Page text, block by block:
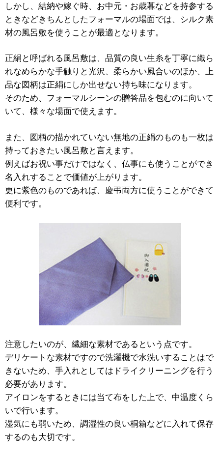
しかし、結納や嫁ぐ時、お中元・お歳暮などを持参する
ときなどきちんとしたフォーマルの場面では、シルク素
材の風呂敷を使うことが最適となります。
正絹と呼ばれる風呂敷は、品質の良い生糸を丁寧に織ら
れなめらかな手触りと光沢、柔らかい風合いのほか、上
品な図柄は正絹にしか出せない持ち味になります。
そのため、フォーマルシーンの贈答品を包むのに向いて
いて、様々な場面で使えます。
また、図柄の描かれていない無地の正絹のものも一枚は
持っておきたい風呂敷と言えます。
例えばお祝い事だけではなく、仏事にも使うことができ
名入れすることで価値が上がります。
更に紫色のものであれば、慶弔両方に使うことができて
便利です。
注意したいのが、繊細な素材であるという点です。
デリケートな素材ですので洗濯機で水洗いすることはで
きないため、手入れとしてはドライクリーニングを行う
必要があります。
アイロンをするときには当て布をした上で、中温度くら
いで行います。
湿気にも弱いため、調湿性の良い桐箱などに入れて保存
するのも大切です。